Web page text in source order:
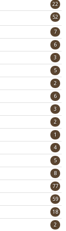
22
52
7
6
3
5
2
6
3
2
1
4
5
8
77
59
18
2